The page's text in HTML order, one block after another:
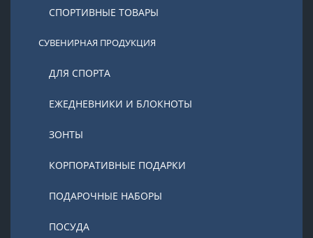
СПОРТИВНЫЕ ТОВАРЫ
СУВЕНИРНАЯ ПРОДУКЦИЯ
ДЛЯ СПОРТА
ЕЖЕДНЕВНИКИ И БЛОКНОТЫ
ЗОНТЫ
КОРПОРАТИВНЫЕ ПОДАРКИ
ПОДАРОЧНЫЕ НАБОРЫ
ПОСУДА